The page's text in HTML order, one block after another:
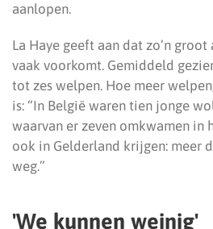
aanlopen.
La Haye geeft aan dat zo’n
vaak voorkomt. Gemiddeld
tot zes welpen. Hoe meer
is: “In België waren tien jonge
waarvan er zeven omkwamen in
ook in Gelderland krijgen: meer
weg.”
'We kunnen weinig'